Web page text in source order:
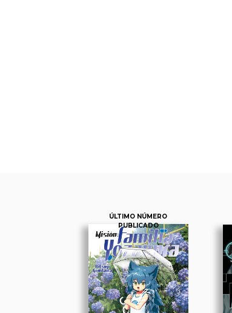
ÚLTIMO NÚMERO
PUBLICADO